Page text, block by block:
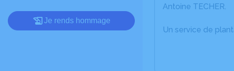
Je rends hommage
Antoine TECHER.
Un service de